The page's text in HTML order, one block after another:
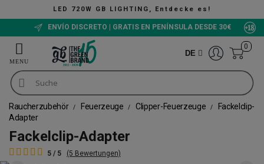
LED 720W GB LIGHTING, Entdecke es!
ENVÍO DISCRETO | GRATIS EN PENÍNSULA DESDE 30€
DE
0
Raucherzubehör Feuerzeuge Clipper-Feuerzeuge
Fackelclip-
Adapter
Fackelclip-Adapter
5 / 5 (5 Bewertungen)